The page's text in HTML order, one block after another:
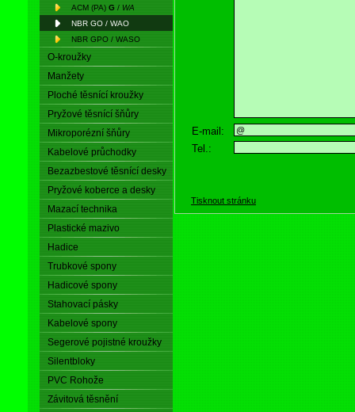
ACM (PA) G / WA
NBR GO / WAO
NBR GPO / WASO
O-kroužky
Manžety
Ploché těsnící kroužky
Pryžové těsnící šňůry
Mikroporézní šňůry
Kabelové průchodky
Bezazbestové těsnící desky
Pryžové koberce a desky
Mazací technika
Plastické mazivo
Hadice
Trubkové spony
Hadicové spony
Stahovací pásky
Kabelové spony
Segerové pojistné kroužky
Silentbloky
PVC Rohože
Závitová těsnění
E-mail:
Tel.:
Tisknout stránku